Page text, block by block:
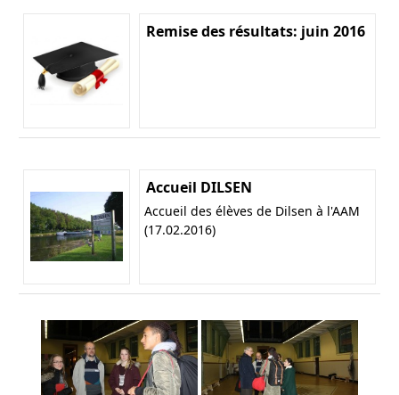
Remise des résultats: juin 2016
Accueil DILSEN
Accueil des élèves de Dilsen à l'AAM
(17.02.2016)